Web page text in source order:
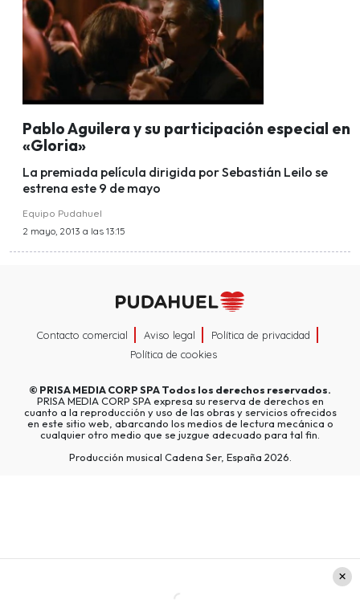
Pablo Aguilera y su participación especial en
«Gloria»
La premiada película dirigida por Sebastián Leilo se
estrena este 9 de mayo
Equipo Pudahuel
2 mayo, 2013 a las 13:15
Contacto comercial Aviso legal
Política de privacidad
Política de cookies
© PRISA MEDIA CORP SPATodos los derechos reservados.
PRISA MEDIA CORP SPA expresa su reserva de derechos en
cuanto a la reproducción y uso de las obras y servicios ofrecidos
en este sitio web, abarcando los medios de lectura mecánica o
cualquier otro medio que se juzgue adecuado para tal fin.
Producción musical Cadena Ser, España 2026.